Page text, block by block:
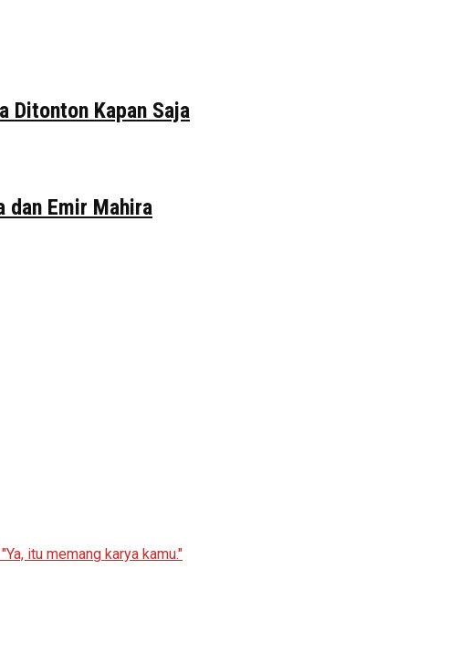
Ditonton Kapan Saja
Emir Mahira